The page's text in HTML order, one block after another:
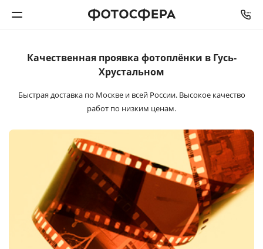
Печать фото
Фотокниги
Интерьерная печать
Фотоподарки
Багетная мастерская
Полиграфия
Качественная проявка фотоплёнки в Гусь-
Хрустальном
Быстрая доставка по Москве и всей России. Высокое качество
работ по низким ценам.